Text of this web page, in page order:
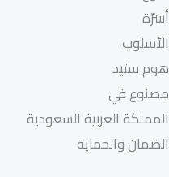
أسرّة
الأسلوب
هوم ستيد
مصنوع في
المملكة العربية السعودية
الضمان والحماية